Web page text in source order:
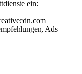
ein:
Ads